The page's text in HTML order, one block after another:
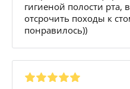
гигиеной полости рта,
отсрочить походы к
понравилось))